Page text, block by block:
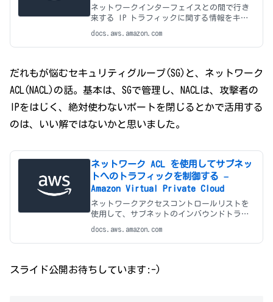
ネットワークインターフェイスとの間で行き
来する IP トラフィックに関する情報をキャ
docs.aws.amazon.com
だれもが悩むセキュリティグループ(SG)と、ネットワーク
ACL(NACL)の話。基本は、SGで管理し、NACLは、攻撃者の
IPをはじく、絶対使わないポートを閉じるとかで活用する
のは、いい解ではないかと思いました。
ネットワーク ACL を使用してサブネッ
トへのトラフィックを制御する –
Amazon Virtual Private Cloud
ネットワークアクセスコントロールリストを
使用して、サブネットのインバウンドトラフ
ィックとアウトバウンドトラフィックを制御
docs.aws.amazon.com
スライド公開お待ちしています:-)